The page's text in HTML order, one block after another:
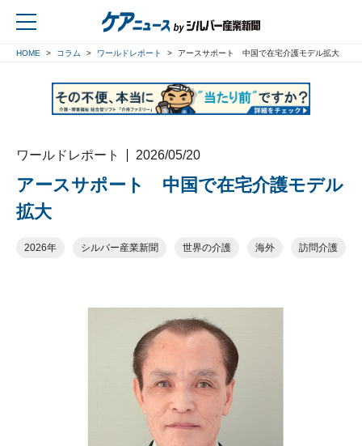
HOME コラム ワールドレポート アースサポート 中国で在宅介護モデル拡大
ワールドレポート 2026/05/20
アースサポート 中国で在宅介護モデル
拡大
2026年 シルバー産業新聞 世界の介護 海外 訪問介護